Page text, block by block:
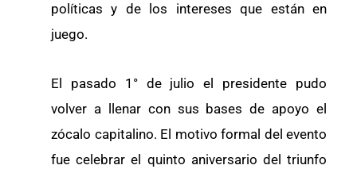
políticas y de los intereses que están en
juego.
El pasado 1° de julio el presidente pudo
volver a llenar con sus bases de apoyo el
zócalo capitalino. El motivo formal del evento
fue celebrar el quinto aniversario del triunfo